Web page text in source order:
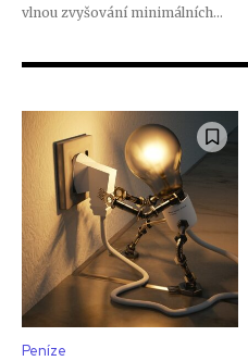
vlnou zvyšování minimálních...
Peníze